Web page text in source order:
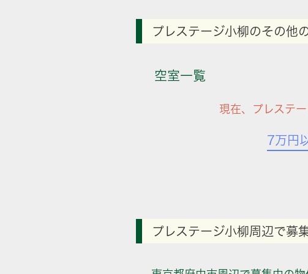
プレステージ小柳のその他
空室一覧
現在、プレステ
7万円
プレステージ小柳周辺で募